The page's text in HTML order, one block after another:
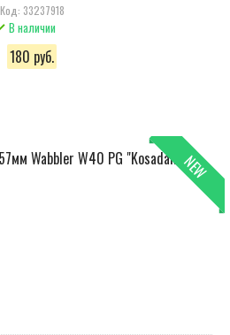
Код: 33237918
В наличии
180 руб.
NEW